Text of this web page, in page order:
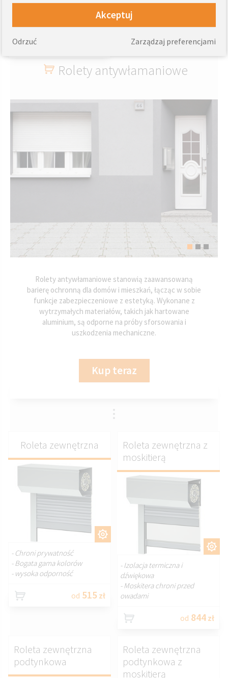
- Cena za m² obejmuje wysokiej
estetykę i trwałość materiałów
Rolety antywłamaniowe
Rolety antywłamaniowe stanowią zaawansowaną
barierę ochronną dla domów i mieszkań, łącząc w sobie
funkcje zabezpieczeniowe z estetyką. Wykonane z
wytrzymałych materiałów, takich jak hartowane
aluminium, są odporne na próby sforsowania i
uszkodzenia mechaniczne.
Kup teraz
DOSTOSUJ.
Roleta zewnętrzna
- Chroni prywatność
- Bogata gama kolorów
- wysoka odporność
od 515 zł
DOSTOSUJ.
Roleta zewnętrzna z
moskitierą
- Izolacja termiczna i
dźwiękowa
- Moskitera chroni przed
owadami
od 844 zł
Roleta zewnętrzna
podtynkowa
Roleta zewnętrzna
podtynkowa z
moskitierą
Akceptuj
Zarządzaj preferencjami
Odrzuć